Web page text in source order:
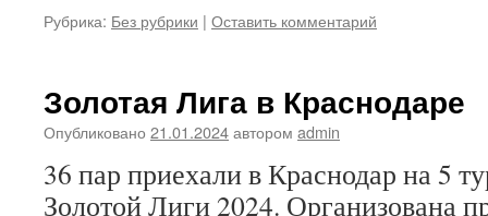
Рубрика: Без рубрики | Оставить комментарий
Золотая Лига в Краснодаре
Опубликовано 21.01.2024автором admin
36 пар приехали в Краснодар на 5
Золотой Лиги 2024. Организована